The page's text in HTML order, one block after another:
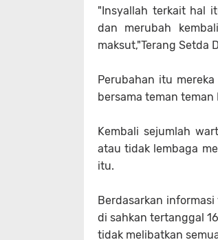
"Insyallah terkait hal
dan merubah
maksut,"Terang Setda
Perubahan itu
bersama teman teman
Kembali sejumlah
atau tidak lembaga
itu.
Berdasarkan
di sahkan tertanggal
tidak melibatkan